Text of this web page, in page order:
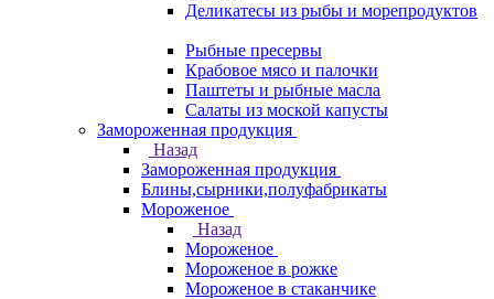
Деликатесы из рыбы и морепродуктов
Рыбные пресервы
Крабовое мясо и палочки
Паштеты и рыбные масла
Салаты из моской капусты
Замороженная продукция
Назад
Замороженная продукция
Блины,сырники,полуфабрикаты
Мороженое
Назад
Мороженое
Мороженое в рожке
Мороженое в стаканчике